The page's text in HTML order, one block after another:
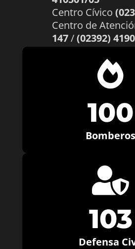
Centro Cívico
Centro de
147/(02392)

100
Bomberos

103
Defensa